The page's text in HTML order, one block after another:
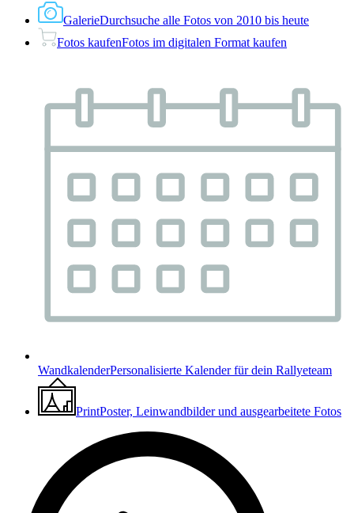
GalerieDurchsuche alle Fotos von 2010 bis heute
Fotos kaufenFotos im digitalen Format kaufen
WandkalenderPersonalisierte Kalender für dein Rallyeteam
PrintPoster, Leinwandbilder und ausgearbeitete Fotos